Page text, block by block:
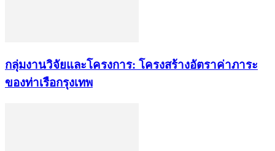
กลุ่มงานวิจัยและโครงการ: โครงสร้างอัตราค่าภาระ
ของท่าเรือกรุงเทพ